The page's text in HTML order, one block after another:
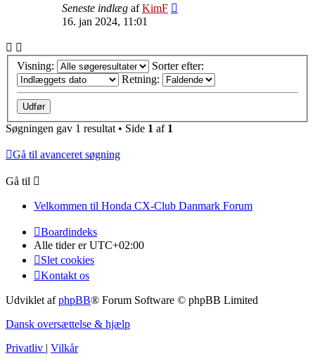
Seneste indlæg afKimF
16. jan 2024, 11:01
Visning:
Sorter efter:
Retning:
Søgningen gav 1 resultat • Side 1 af 1
Gå til avanceret søgning
Gå til
Velkommen til Honda CX-Club Danmark Forum
Boardindeks
Alle tider erUTC+02:00
Slet cookies
Kontakt os
Udviklet afphpBB® Forum Software © phpBB Limited
Dansk oversættelse & hjælp
Privatliv
Vilkår